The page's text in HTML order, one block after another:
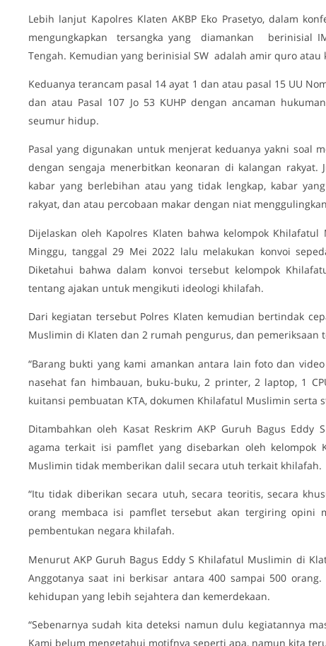
Lebih lanjut Kapolres Klaten AKBP Eko Prasetyo, dalam
mengungkapkan tersangka yang diamankan berinisial
Tengah. Kemudian yang berinisial SW adalah amir quro atau
Keduanya terancam pasal 14 ayat 1 dan atau pasal 15 UU
dan atau Pasal 107 Jo 53 KUHP dengan ancaman
seumur hidup.
Pasal yang digunakan untuk menjerat keduanya yakni soal
dengan sengaja menerbitkan keonaran di kalangan
kabar yang berlebihan atau yang tidak lengkap, kabar
rakyat, dan atau percobaan makar dengan niat
Dijelaskan oleh Kapolres Klaten bahwa kelompok
Minggu, tanggal 29 Mei 2022 lalu melakukan konvoi
Diketahui bahwa dalam konvoi tersebut kelompok
tentang ajakan untuk mengikuti ideologi khilafah.
Dari kegiatan tersebut Polres Klaten kemudian bertindak
Muslimin di Klaten dan 2 rumah pengurus, dan pemeriksaan
“Barang bukti yang kami amankan antara lain foto dan
nasehat fan himbauan, buku-buku, 2 printer, 2 laptop, 1
kuitansi pembuatan KTA, dokumen Khilafatul Muslimin serta
Ditambahkan oleh Kasat Reskrim AKP Guruh Bagus
agama terkait isi pamflet yang disebarkan oleh kelompok
Muslimin tidak memberikan dalil secara utuh terkait khilafah.
“Itu tidak diberikan secara utuh, secara teoritis, secara
orang membaca isi pamflet tersebut akan tergiring opini
pembentukan negara khilafah.
Menurut AKP Guruh Bagus Eddy S Khilafatul Muslimin di
Anggotanya saat ini berkisar antara 400 sampai 500
kehidupan yang lebih sejahtera dan kemerdekaan.
“Sebenarnya sudah kita deteksi namun dulu kegiatannya
Kami belum mengetahui motifnya seperti apa, namun kita